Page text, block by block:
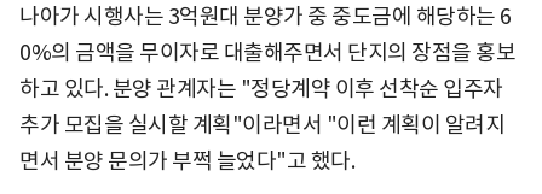
나아가 시행사는 3억원대 분양가 중 중도금에 해당하는 6
0%의 금액을 무이자로 대출해주면서 단지의 장점을 홍보
하고 있다. 분양 관계자는 "정당계약 이후 선착순 입주자
추가 모집을 실시할 계획"이라면서 "이런 계획이 알려지
면서 분양 문의가 부쩍 늘었다"고 했다.